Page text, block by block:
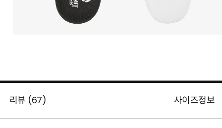
리뷰 (67) 사이즈정보